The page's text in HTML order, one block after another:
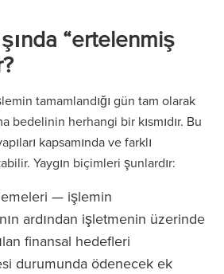
“ertelenmiş
tamamlandığı gün tam olarak
bedelinin herhangi bir kısmıdır. Bu
kapsamında ve farklı
Yaygın biçimleri şunlardır:
— işlemin
ardından işletmenin üzerinde
finansal hedefleri
durumunda ödenecek ek